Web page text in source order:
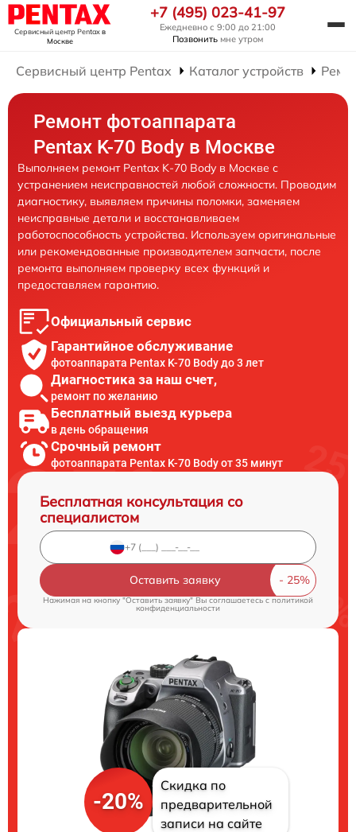
Сервисный центр Pentaxв
Москве
+7 (495) 023-41-97
Ежедневно с 9:00 до 21:00
Позвонить мне утром
Сервисный центр Pentax Каталог устройств
Ремонт фотоаппарата
Pentax K-70 Body в Москве
Выполняем ремонт Pentax K-70 Body в Москве с
устранением неисправностей любой сложности. Проводим
диагностику, выявляем причины поломки, заменяем
неисправные детали и восстанавливаем
работоспособность устройства. Используем оригинальные
или рекомендованные производителем запчасти, после
ремонта выполняем проверку всех функций и
предоставляем гарантию.
Официальный сервис
Гарантийное обслуживание
фотоаппарата Pentax K-70 Body до 3 лет
Диагностика за наш счет,
ремонт по желанию
Бесплатный выезд курьера
в день обращения
Срочный ремонт
фотоаппарата Pentax K-70 Body от 35 минут
Бесплатная консультация со
специалистом
Оставить заявку
Нажимая на кнопку "Оставить заявку" Вы соглашаетесь cполитикой
конфиденциальности
-20%
Скидка по
предварительной
записи на сайте